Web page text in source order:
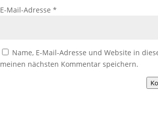
E-Mail-Adresse *
Name, E-Mail-Adresse und Website in
meinen nächsten Kommentar speichern.